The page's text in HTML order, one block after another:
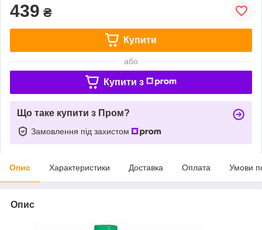
439 ₴
Купити
або
Купити з
Що таке купити з Пром?
Замовлення під захистом
Опис Характеристики Доставка Оплата Умови
Опис